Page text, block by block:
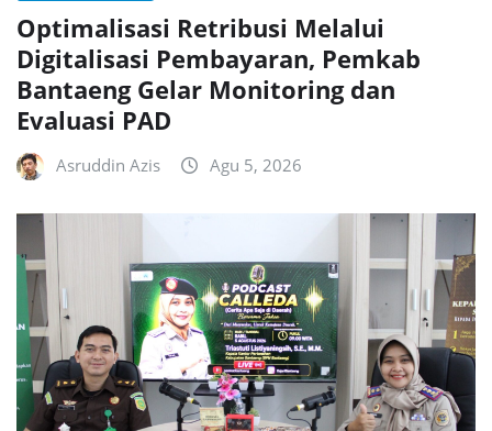
Optimalisasi Retribusi Melalui
Digitalisasi Pembayaran, Pemkab
Bantaeng Gelar Monitoring dan
Evaluasi PAD
Asruddin Azis Agu 5, 2026